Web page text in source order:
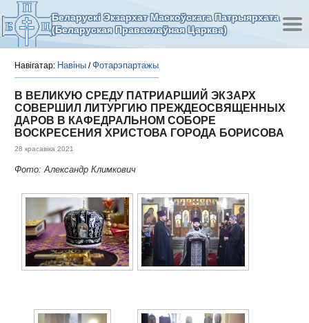
Беларускі Экзархат Маскоўскага Патрыярхата
(Беларуская Праваслаўная Царква)
Навігатар: Навіны /Фотарэпартажы
В ВЕЛИКУЮ СРЕДУ ПАТРИАРШИЙ ЭКЗАРХ
СОВЕРШИЛ ЛИТУРГИЮ ПРЕЖДЕОСВЯЩЕННЫХ
ДАРОВ В КАФЕДРАЛЬНОМ СОБОРЕ
ВОСКРЕСЕНИЯ ХРИСТОВА ГОРОДА БОРИСОВА
28 красавіка 2021
Фото: Александр Климкович